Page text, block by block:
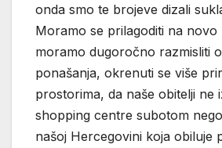
onda smo te brojeve dizali
Moramo se prilagoditi na
moramo dugoročno razmisliti
ponašanja, okrenuti se više
prostorima, da naše obitelji ne
shopping centre subotom
našoj Hercegovini koja obiluje